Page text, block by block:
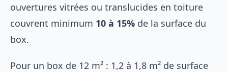
ouvertures vitrées ou translucides en toiture
couvrent minimum 10 à 15% de la surface du
box.
Pour un box de 12 m² : 1,2 à 1,8 m² de surface